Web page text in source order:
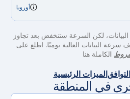
أوروبا
لكن السرعة ستنخفض بعد تجاوز
الكاملة هنا
الميزات الرئيسية
في المنطقة